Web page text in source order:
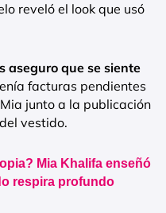
reveló el look que usó
aseguro que se siente
facturas pendientes
junto a la publicación
vestido.
Mia Khalifa enseñó
respira profundo